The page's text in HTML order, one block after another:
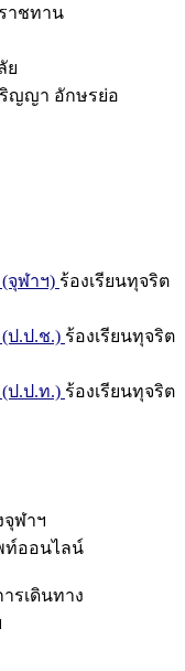
าชทาน
ย
ญญา อักษรย่อ
จุฬาฯ) ร้องเรียนทุจริต
ป.ป.ช.) ร้องเรียนทุจริต
ป.ป.ท.) ร้องเรียนทุจริต
ฬาฯ
ท์ออนไลน์
รเดินทาง